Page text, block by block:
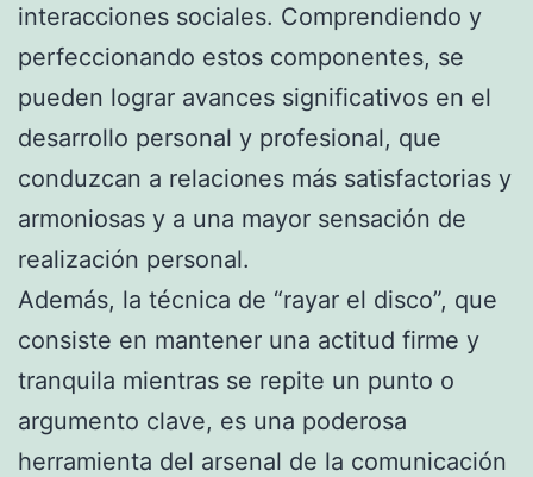
interacciones sociales. Comprendiendo y
perfeccionando estos componentes, se
pueden lograr avances significativos en el
desarrollo personal y profesional, que
conduzcan a relaciones más satisfactorias y
armoniosas y a una mayor sensación de
realización personal.
Además, la técnica de “rayar el disco”, que
consiste en mantener una actitud firme y
tranquila mientras se repite un punto o
argumento clave, es una poderosa
herramienta del arsenal de la comunicación